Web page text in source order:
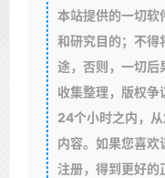
本站提供的一切软
和研究目的；不得
途，否则，一切后
收集整理，版权争
24个小时之内，
内容。如果您喜欢
注册，得到更好的